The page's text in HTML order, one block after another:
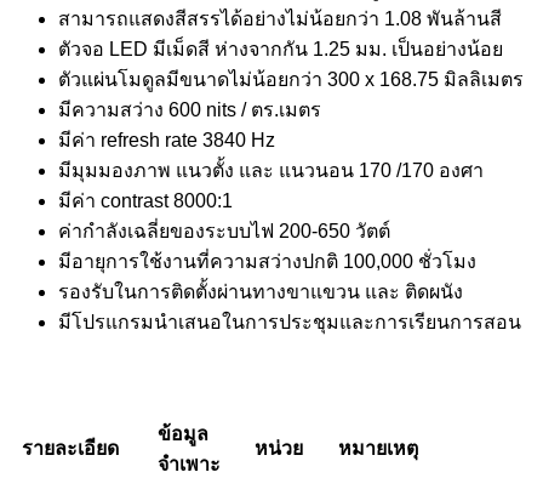
สามารถแสดงสีสรรได้อย่างไม่น้อยกว่า 1.08 พันล้านสี
ตัวจอ LED มีเม็ดสี ห่างจากกัน 1.25 มม. เป็นอย่างน้อย
ตัวแผ่นโมดูลมีขนาดไม่น้อยกว่า 300 x 168.75 มิลลิเมตร
มีความสว่าง 600 nits / ตร.เมตร
มีค่า refresh rate 3840 Hz
มีมุมมองภาพ แนวตั้ง และ แนวนอน 170 /170 องศา
มีค่า contrast 8000:1
ค่ากำลังเฉลี่ยของระบบไฟ 200-650 วัตต์
มีอายุการใช้งานที่ความสว่างปกติ 100,000 ชั่วโมง
รองรับในการติดตั้งผ่านทางขาแขวน และ ติดผนัง
มีโปรแกรมนำเสนอในการประชุมและการเรียนการสอน
รายละเอียด
ข้อมูล
จำเพาะ
หน่วย หมายเหตุ